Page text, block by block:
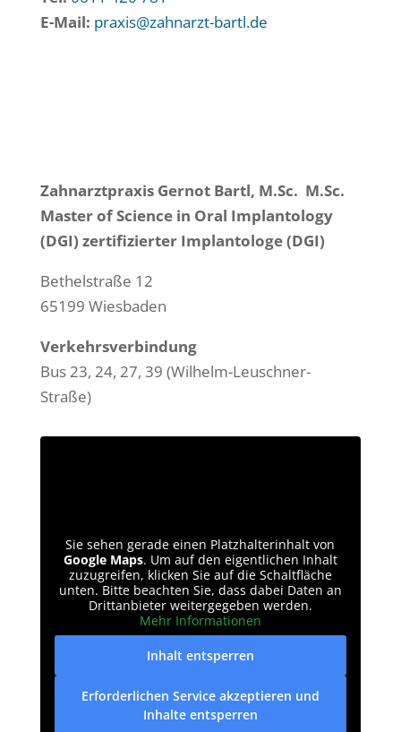
E-Mail: praxis@zahnarzt-bartl.de
Zahnarztpraxis Gernot Bartl, M.Sc. M.Sc.
Master of Science in Oral Implantology
(DGI) zertifizierter Implantologe (DGI)
Bethelstraße 12
65199 Wiesbaden
Verkehrsverbindung
Bus 23, 24, 27, 39 (Wilhelm-Leuschner-
Straße)
Sie sehen gerade einen Platzhalterinhalt von
Google Maps. Um auf den eigentlichen Inhalt
zuzugreifen, klicken Sie auf die Schaltfläche
unten. Bitte beachten Sie, dass dabei Daten an
Drittanbieter weitergegeben werden.
Mehr Informationen
Inhalt entsperren
Erforderlichen Service akzeptieren und
Inhalte entsperren